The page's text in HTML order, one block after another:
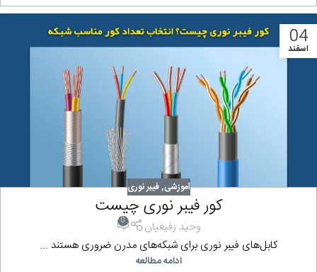
04
اسفند
آموزشی,فیبر نوری
کور فیبر نوری چیست
وحید رفیعیان 0
کابل‌های فیبر نوری برای شبکه‌های مدرن ضروری هستند ...
ادامه مطالعه